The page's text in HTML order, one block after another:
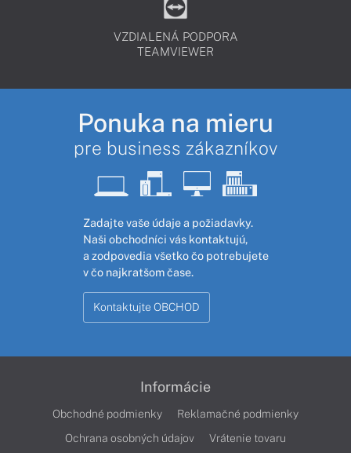
VZDIALENÁ PODPORA
TEAMVIEWER
Ponuka na mieru
pre business zákazníkov
Zadajte vaše údaje a požiadavky.
Naši obchodníci vás kontaktujú,
a zodpovedia všetko čo potrebujete
v čo najkratšom čase.
Kontaktujte OBCHOD
Informácie
Obchodné podmienky
Reklamačné podmienky
Ochrana osobných údajov
Vrátenie tovaru